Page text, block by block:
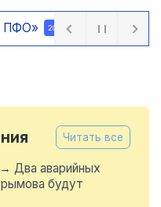
Читать все
→ Два аварийных
будут